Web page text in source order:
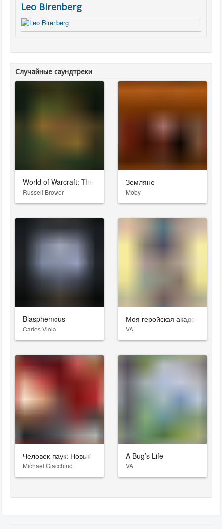
Leo Birenberg
Случайные саундтреки
World of Warcraft: The Burning Crusade
Russell Brower
Земляне
Moby
Blasphemous
Carlos Viola
Моя геройская академия:
VA
Человек-паук: Новый день
Michael Giacchino
A Bug’s Life
VA